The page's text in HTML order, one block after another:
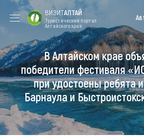
Форум VISIT
ALTAI
Цветение
маральника
форум
Туры
Где побывать
Чем заняться
ВИЗИТАЛТАЙ
Туристический портал
Алтайского края
В Алтайском крае
победители фестиваля
при удостоены ребята
Барнаула и